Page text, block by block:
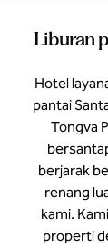
Liburan
Hotel
pantai
Tongva
berjarak
renang
kami.
properti